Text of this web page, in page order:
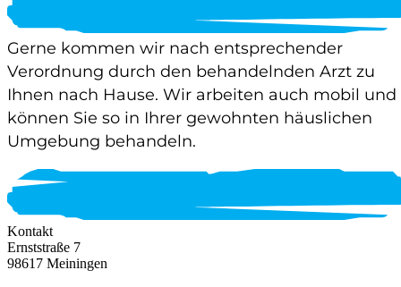
Gerne kommen wir nach entsprechender
Verordnung durch den behandelnden Arzt zu
Ihnen nach Hause. Wir arbeiten auch mobil und
können Sie so in Ihrer gewohnten häuslichen
Umgebung behandeln.
Kontakt
Ernststraße 7
98617 Meiningen